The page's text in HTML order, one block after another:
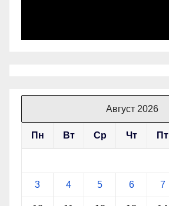
Август 2026
Пн Вт Ср Чт Пт
3 4 5 6 7